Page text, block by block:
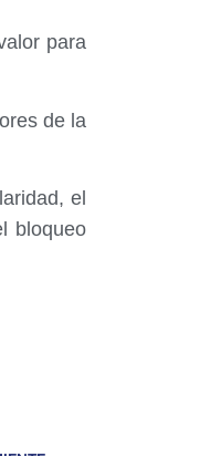
para
de la
el
bloqueo